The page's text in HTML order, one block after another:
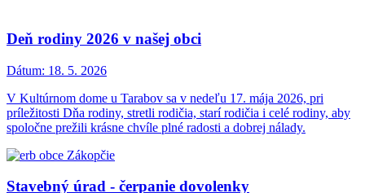
Deň rodiny 2026 v našej obci
Dátum: 18. 5. 2026
V Kultúrnom dome u Tarabov sa v nedeľu 17. mája 2026, pri
príležitosti Dňa rodiny, stretli rodičia, starí rodičia i celé rodiny, aby
spoločne prežili krásne chvíle plné radosti a dobrej nálady.
Stavebný úrad - čerpanie dovolenky